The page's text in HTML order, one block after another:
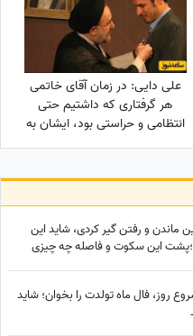
علی دایی: در زمان آقای خاتمی
هر گرفتاری‌ که داشتیم حتی
انتظامی و حراستی بود، ایشان به
راحتی حل می‌کردند درباره پاداش
و...
ماندن و رفتن گیر کردی، شاید این
این سکوت و فاصله چه چیزی
روز، فال ماه تولدت را بخوان؛ شاید